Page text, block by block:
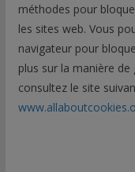
méthodes pour
les sites web. Vous
navigateur pour
plus sur la manière
consultez le site